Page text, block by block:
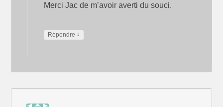
Merci Jac de m’avoir averti du souci.
Répondre ↓